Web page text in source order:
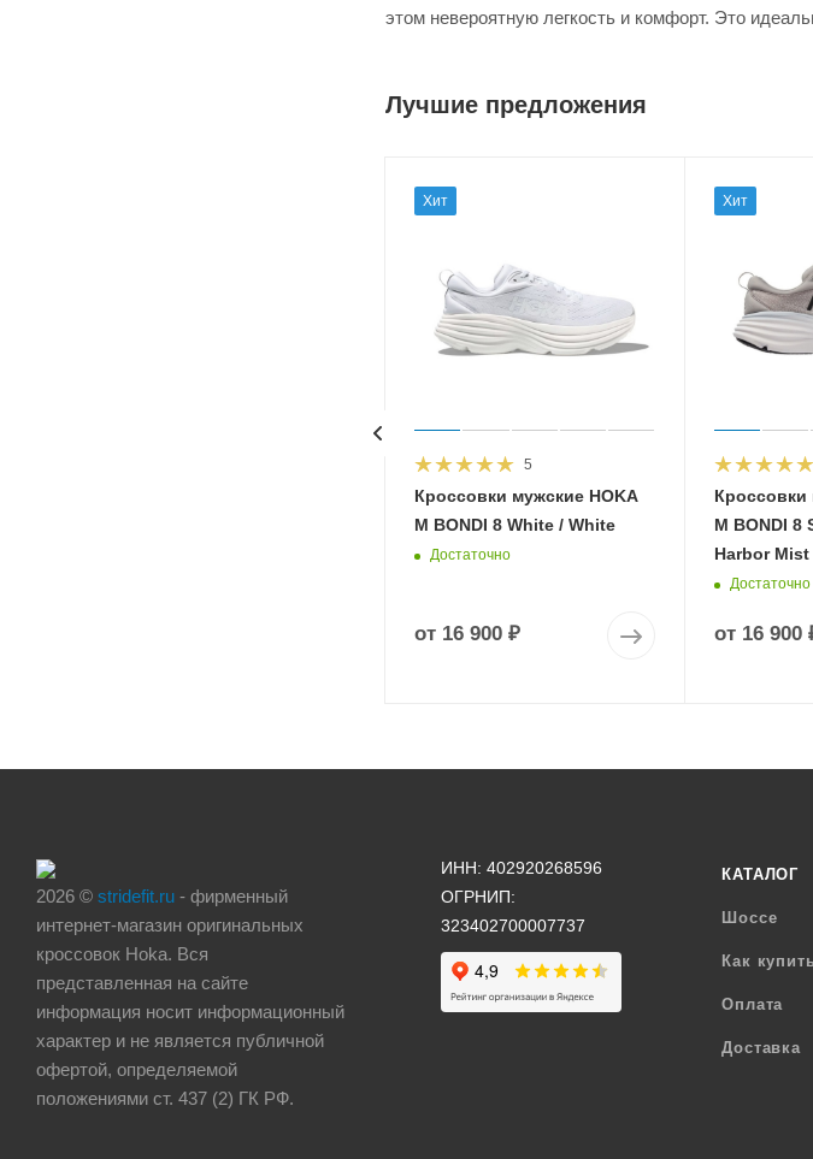
этом невероятную легкость и комфорт. Это
Лучшие предложения
Хит
5
Кроссовки мужские HOKA
M BONDI 8 White / White
Достаточно
от 16 900 ₽
Хит
Кроссовки
M BONDI 8
Harbor Mist
Достаточно
от 16 900
2026 © stridefit.ru - фирменный
интернет-магазин оригинальных
кроссовок Hoka. Вся
представленная на сайте
информация носит информационный
характер и не является публичной
офертой, определяемой
положениями ст. 437 (2) ГК РФ.
ИНН: 402920268596
ОГРНИП:
323402700007737
КАТАЛОГ
Шоссе
Как
Оплата
Доставка